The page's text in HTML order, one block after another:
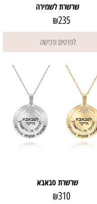
שרשרת לשמירה
₪235
לפרטים ורכישה
שרשרת סבאבא
₪310